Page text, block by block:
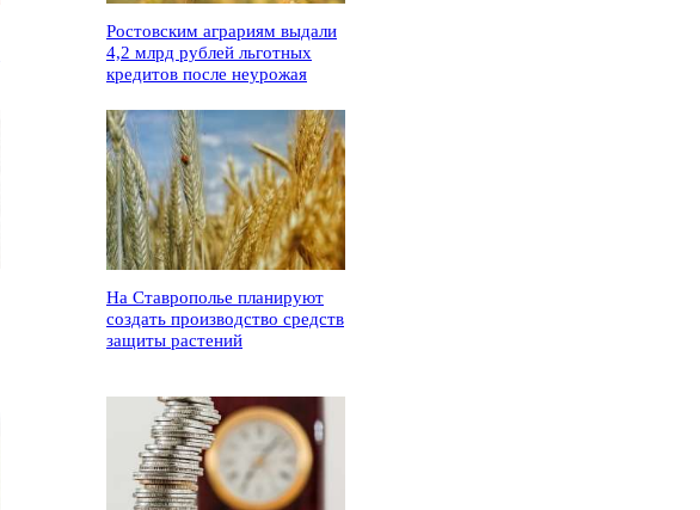
Ростовским аграриям выдали
4,2 млрд рублей льготных
кредитов после неурожая
На Ставрополье планируют
создать производство средств
защиты растений